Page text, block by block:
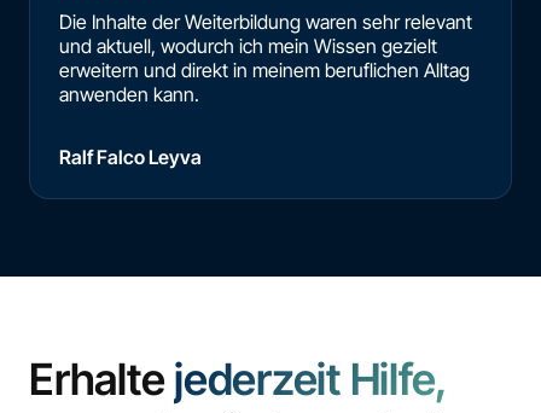
Die Inhalte der Weiterbildung waren sehr relevant
und aktuell, wodurch ich mein Wissen gezielt
erweitern und direkt in meinem beruflichen Alltag
anwenden kann.
Ralf Falco Leyva
Erhaltejederzeit Hilfe,